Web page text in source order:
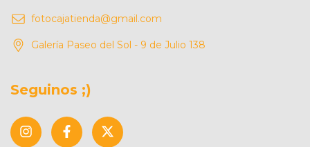
fotocajatienda@gmail.com
Galería Paseo del Sol - 9 de Julio 138
Seguinos ;)